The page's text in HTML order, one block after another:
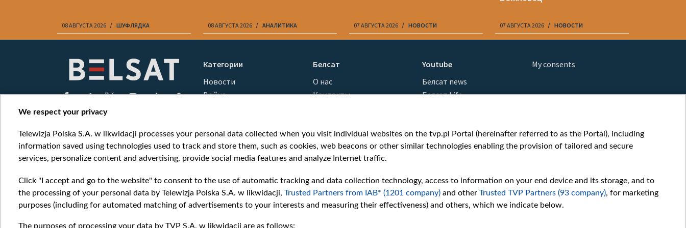
08 АВГУСТА 2026 ШУФЛЯДКА 08 АВГУСТА 2026 АНАЛИТИКА 07 АВГУСТА 2026 НОВОСТИ 07 АВГУСТА 2026 НОВОСТИ
Категории
Новости
Война
Белсат
О нас
Контакты
Как нас смотреть
Награды
Как нас поддержать
беларусских властей
Правила использования
материалов
Youtube
Белсат news
Белсат Life
Biełsat PL
Белсат Now
Белсат Music
Белсат Doc
My consents
We respect your privacy
Telewizja Polska S.A. w likwidacji processes your personal data collected when you visit individual websites on the tvp.pl Portal (hereinafter referred to as the Portal), including
information saved using technologies used to track and store them, such as cookies, web beacons or other similar technologies enabling the provision of tailored and secure
services, personalize content and advertising, provide social media features and analyze Internet traffic.
Click "I accept and go to the website" to consent to the use of automatic tracking and data collection technology, access to information on your end device and its storage, and to
the processing of your personal data by Telewizja Polska S.A. w likwidacji, Trusted Partners from IAB* (1201 company) and other Trusted TVP Partners (93 company), for marketing
purposes (including for automated matching of advertisements to your interests and measuring their effectiveness) and others, which we indicate below.
The purposes of processing your data by TVP S.A. w likwidacji are as follows: